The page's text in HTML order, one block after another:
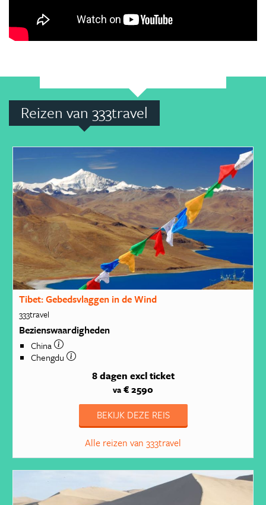
Reizen van 333travel
Tibet: Gebedsvlaggen in de Wind
333travel
Bezienswaardigheden
China
Chengdu
8 dagen excl ticket
va € 2590
BEKIJK DEZE REIS
Alle reizen van 333travel